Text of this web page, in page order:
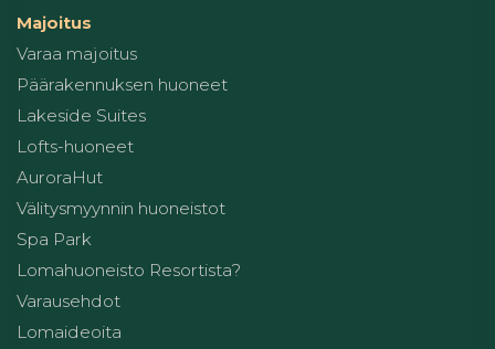
Majoitus
Varaa majoitus
Päärakennuksen huoneet
Lakeside Suites
Lofts-huoneet
AuroraHut
Välitysmyynnin huoneistot
Spa Park
Lomahuoneisto Resortista?
Varausehdot
Lomaideoita